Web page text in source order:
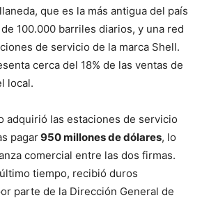
que es la más antigua del país
100.000 barriles diarios, y una red
de servicio de la marca Shell.
cerca del 18% de las ventas de
local.
adquirió las estaciones de servicio
pagar950 millones de dólares, lo
comercial entre las dos firmas.
tiempo, recibió duros
parte de la Dirección General de